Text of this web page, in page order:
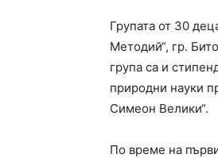
Групата от 30
Методий“, гр.
група са и
природни науки
Симеон Велики“.
По време на